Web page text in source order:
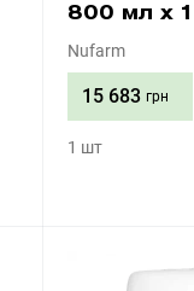
800 мл х
Nufarm
15 683 грн
1 шт